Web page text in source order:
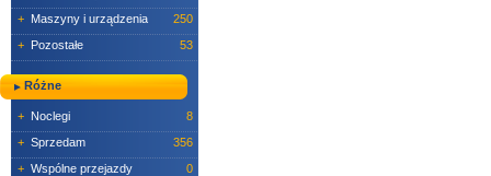
+ Maszyny i urządzenia
250
+ Pozostałe 53
Różne
+ Noclegi
8
+ Sprzedam
356
+ Wspólne przejazdy
0